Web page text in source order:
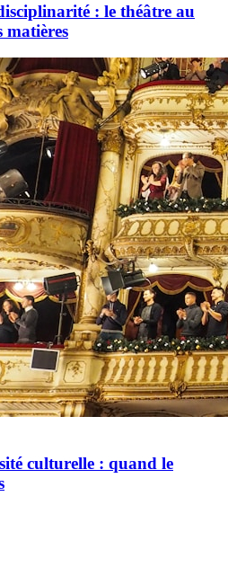
: le théâtre au
matières
culturelle : quand le